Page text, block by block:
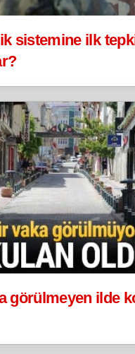
sistemine ilk
görülmeyen ilde